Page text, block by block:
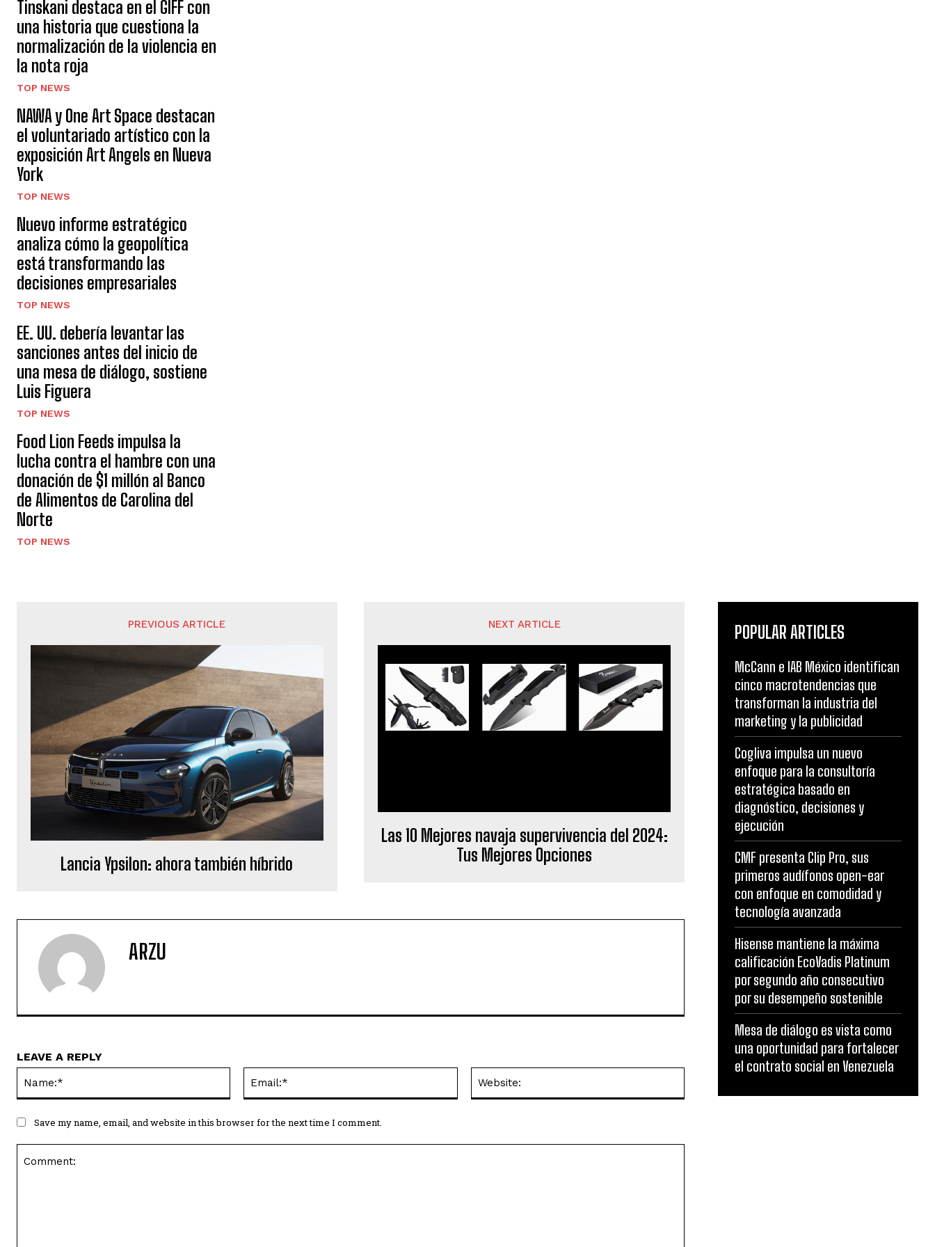
Tinskani destaca en el GIFF con
una historia que cuestiona la
normalización de la violencia en
la nota roja
TOP NEWS
NAWA y One Art Space destacan
el voluntariado artístico con la
exposición Art Angels en Nueva
York
TOP NEWS
Nuevo informe estratégico
analiza cómo la geopolítica
está transformando las
decisiones empresariales
TOP NEWS
EE. UU. debería levantar las
sanciones antes del inicio de
una mesa de diálogo, sostiene
Luis Figuera
TOP NEWS
Food Lion Feeds impulsa la
lucha contra el hambre con una
donación de $1 millón al Banco
de Alimentos de Carolina del
Norte
TOP NEWS
PREVIOUS ARTICLE
Lancia Ypsilon: ahora también híbrido
NEXT ARTICLE
Las 10 Mejores navaja supervivencia del 2024:
Tus Mejores Opciones
ARZU
LEAVE A REPLY
Save my name, email, and website in this browser for the next time I comment.
POPULAR ARTICLES
McCann e IAB México identifican
cinco macrotendencias que
transforman la industria del
marketing y la publicidad
Cogliva impulsa un nuevo
enfoque para la consultoría
estratégica basado en
diagnóstico, decisiones y
ejecución
CMF presenta Clip Pro, sus
primeros audífonos open-ear
con enfoque en comodidad y
tecnología avanzada
Hisense mantiene la máxima
calificación EcoVadis Platinum
por segundo año consecutivo
por su desempeño sostenible
Mesa de diálogo es vista como
una oportunidad para fortalecer
el contrato social en Venezuela